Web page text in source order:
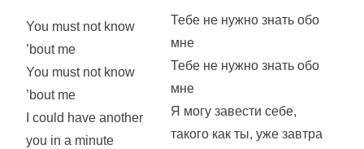
You must not know
’bout me
You must not know
’bout me
I could have another
you in a minute
Тебе не нужно знать обо
мне
Тебе не нужно знать обо
мне
Я могу завести себе,
такого как ты, уже завтра